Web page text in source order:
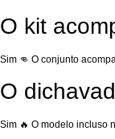
O kit
Sim 👊 O conjunto
O
Sim 🔥 O modelo incluso